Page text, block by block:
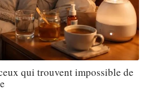
qui trouvent impossible de